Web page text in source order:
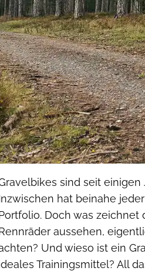
sind seit einigen
hat beinahe
Doch was zeichnet
aussehen,
Und wieso ist ein
Trainingsmittel? All